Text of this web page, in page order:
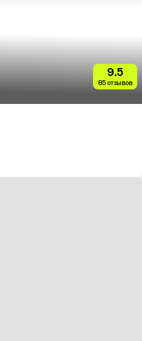
9.5
85 отзывов